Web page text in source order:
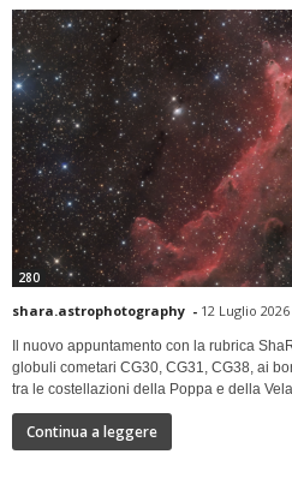
280
shara.astrophotography - 12 Luglio 2026
Il nuovo appuntamento con la rubrica
globuli cometari CG30, CG31, CG38, ai
tra le costellazioni della Poppa e della Vela
Continua a leggere